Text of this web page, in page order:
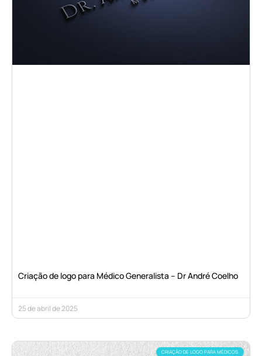
Criação de logo para Médico Generalista – Dr André Coelho
25 de abril de 2025
CRIAÇÃO DE LOGO PARA MÉDICOS